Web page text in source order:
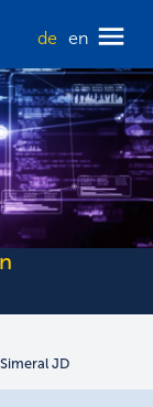
de en
Simeral JD